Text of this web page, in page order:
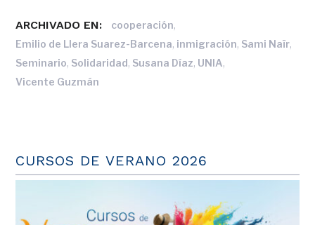
ARCHIVADO EN: cooperación,
Emilio de Llera Suarez-Barcena, inmigración, Sami Naïr,
Seminario, Solidaridad, Susana Díaz, UNIA,
Vicente Guzmán
CURSOS DE VERANO 2026